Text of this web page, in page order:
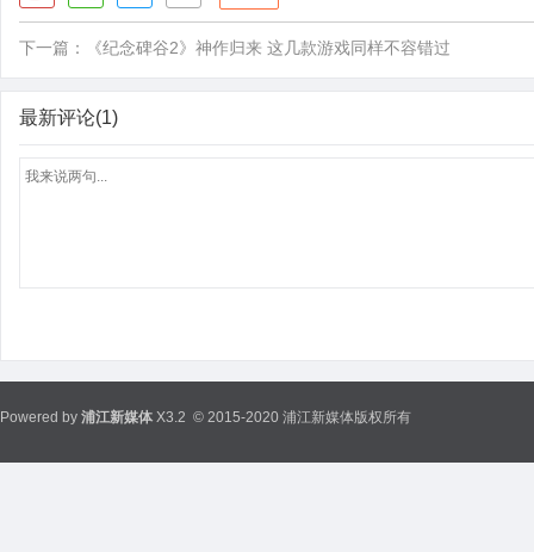
下一篇： 《纪念碑谷2》神作归来 这几款游戏同样不容错过
最新评论(1)
Powered by 浦江新媒体 X3.2 © 2015-2020 浦江新媒体版权所有